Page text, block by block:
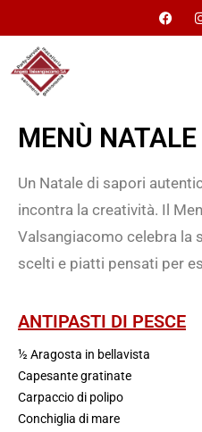
MENÙ NATALE
Un Natale di sapori
incontra la creatività. Il
Valsangiacomo celebra la
scelti e piatti pensati per
ANTIPASTI DI PESCE
½ Aragosta in bellavista
Capesante gratinate
Carpaccio di polipo
Conchiglia di mare